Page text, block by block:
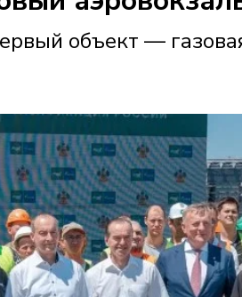
объект —